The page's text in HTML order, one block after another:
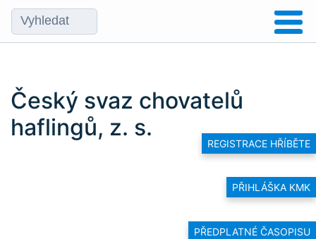
REGISTRACE HŘÍBĚTE
PŘIHLÁŠKA KMK
PŘEDPLATNÉ ČASOPISU
Český svaz chovatelů
haflingů, z. s.